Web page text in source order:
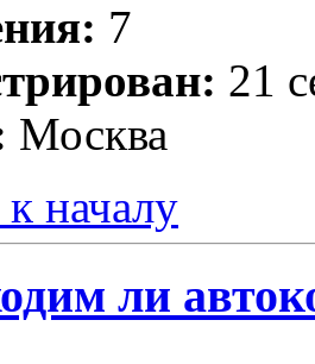
7
21
Москва
началу
ли